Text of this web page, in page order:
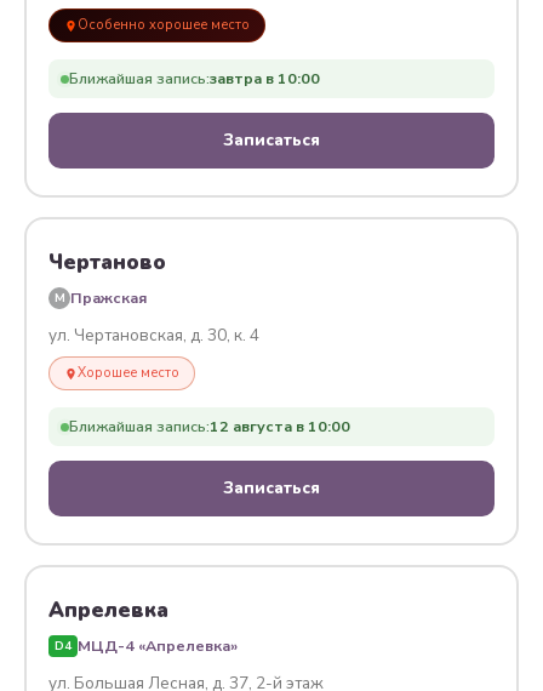
Особенно хорошее место
Ближайшая запись:завтра в 10:00
Записаться
Чертаново
M Пражская
ул. Чертановская, д. 30, к. 4
Хорошее место
Ближайшая запись:12 августа в 10:00
Записаться
Апрелевка
D4 МЦД-4 «Апрелевка»
ул. Большая Лесная, д. 37, 2-й этаж